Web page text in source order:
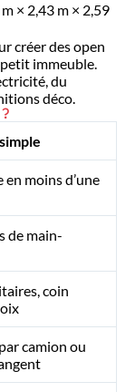
× 2,43 m × 2,59
créer des open
immeuble.
du
déco.
moins d’une
de main-
coin
camion ou